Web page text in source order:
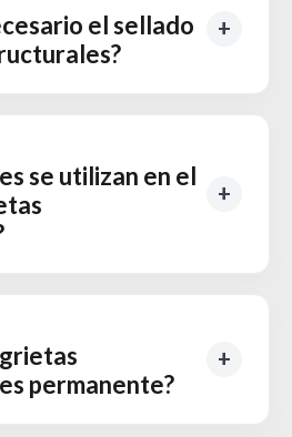
el sellado
se utilizan en el
permanente?